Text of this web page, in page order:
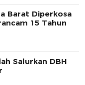
Barat Diperkosa
15 Tahun
Salurkan DBH